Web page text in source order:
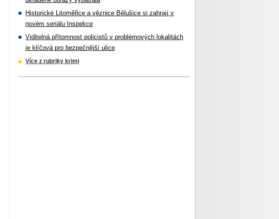
Historické Litoměřice a věznice Bělušice si zahrají v
novém seriálu Inspekce
Viditelná přítomnost policistů v problémových lokalitách
je klíčová pro bezpečnější ulice
Více z rubriky krimi